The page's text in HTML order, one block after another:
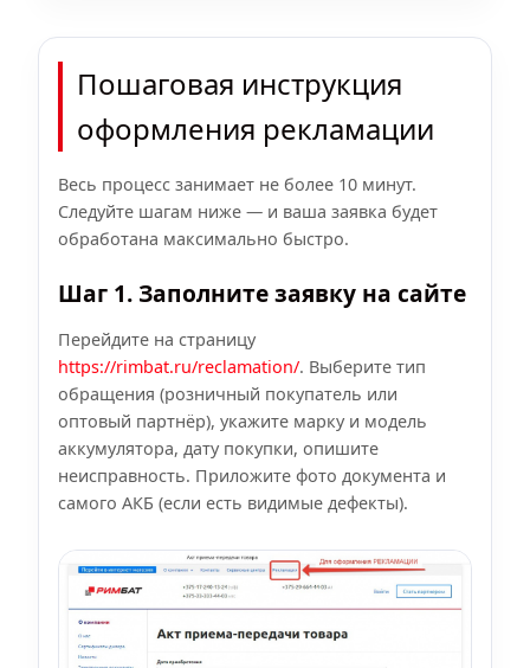
Пошаговая инструкция
оформления рекламации
Весь процесс занимает не более 10 минут.
Следуйте шагам ниже — и ваша заявка будет
обработана максимально быстро.
Шаг 1. Заполните заявку на сайте
Перейдите на страницу
https://rimbat.ru/reclamation/. Выберите тип
обращения (розничный покупатель или
оптовый партнёр), укажите марку и модель
аккумулятора, дату покупки, опишите
неисправность. Приложите фото документа и
самого АКБ (если есть видимые дефекты).